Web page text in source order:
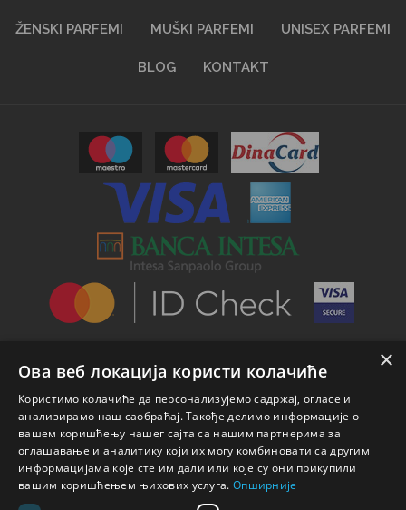
ŽENSKI PARFEMI MUŠKI PARFEMI UNISEX PARFEMI
BLOG KONTAKT
×
Ова веб локација користи колачиће
Користимо колачиће да персонализујемо садржај, огласе и
анализирамо наш саобраћај. Такође делимо информације о
вашем коришћењу нашег сајта са нашим партнерима за
оглашавање и аналитику који их могу комбиновати са другим
информацијама које сте им дали или које су они прикупили
вашим коришћењем њихових услуга. Опширније